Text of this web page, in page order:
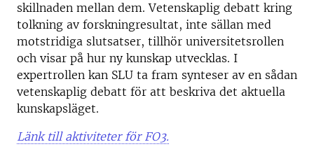
skillnaden mellan dem. Vetenskaplig debatt kring
tolkning av forskningresultat, inte sällan med
motstridiga slutsatser, tillhör universitetsrollen
och visar på hur ny kunskap utvecklas. I
expertrollen kan SLU ta fram synteser av en sådan
vetenskaplig debatt för att beskriva det aktuella
kunskapsläget.
Länk till aktiviteter för FO3.